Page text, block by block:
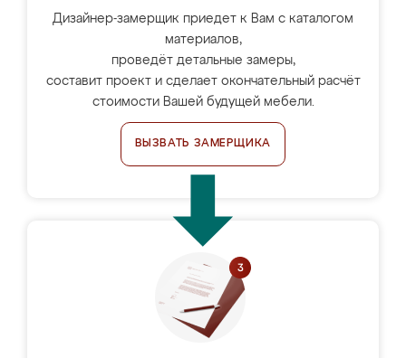
Дизайнер-замерщик приедет к Вам с каталогом
материалов,
проведёт детальные замеры,
составит проект и сделает окончательный расчёт
стоимости Вашей будущей мебели.
ВЫЗВАТЬ ЗАМЕРЩИКА